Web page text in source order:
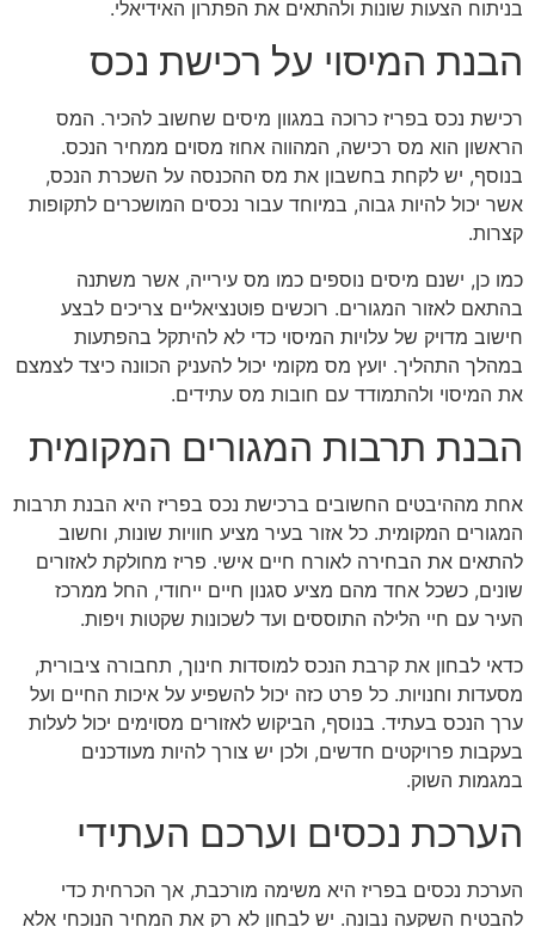
בניתוח הצעות שונות ולהתאים את הפתרון האידיאלי.
הבנת המיסוי על רכישת נכס
רכישת נכס בפריז כרוכה במגוון מיסים שחשוב להכיר. המס
הראשון הוא מס רכישה, המהווה אחוז מסוים ממחיר הנכס.
בנוסף, יש לקחת בחשבון את מס ההכנסה על השכרת הנכס,
אשר יכול להיות גבוה, במיוחד עבור נכסים המושכרים לתקופות
קצרות.
כמו כן, ישנם מיסים נוספים כמו מס עירייה, אשר משתנה
בהתאם לאזור המגורים. רוכשים פוטנציאליים צריכים לבצע
חישוב מדויק של עלויות המיסוי כדי לא להיתקל בהפתעות
במהלך התהליך. יועץ מס מקומי יכול להעניק הכוונה כיצד לצמצם
את המיסוי ולהתמודד עם חובות מס עתידים.
הבנת תרבות המגורים המקומית
אחת מההיבטים החשובים ברכישת נכס בפריז היא הבנת תרבות
המגורים המקומית. כל אזור בעיר מציע חוויות שונות, וחשוב
להתאים את הבחירה לאורח חיים אישי. פריז מחולקת לאזורים
שונים, כשכל אחד מהם מציע סגנון חיים ייחודי, החל ממרכז
העיר עם חיי הלילה התוססים ועד לשכונות שקטות ויפות.
כדאי לבחון את קרבת הנכס למוסדות חינוך, תחבורה ציבורית,
מסעדות וחנויות. כל פרט כזה יכול להשפיע על איכות החיים ועל
ערך הנכס בעתיד. בנוסף, הביקוש לאזורים מסוימים יכול לעלות
בעקבות פרויקטים חדשים, ולכן יש צורך להיות מעודכנים
במגמות השוק.
הערכת נכסים וערכם העתידי
הערכת נכסים בפריז היא משימה מורכבת, אך הכרחית כדי
להבטיח השקעה נבונה. יש לבחון לא רק את המחיר הנוכחי אלא